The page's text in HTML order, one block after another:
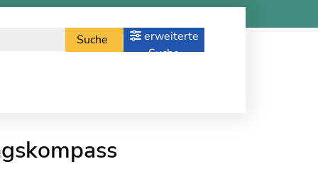
Suche
erweiterte
Suche